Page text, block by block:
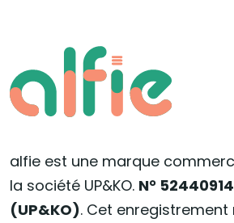
alfie est une marque
la société UP&KO. N°
(UP&KO). Cet enregistrement